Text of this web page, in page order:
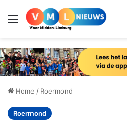
Menu
Home / Roermond
Roermond